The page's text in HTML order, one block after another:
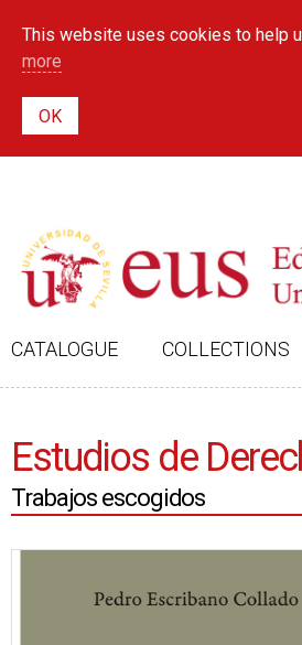
This website uses cookies to help
more
CATALOGUE COLLECTIONS
Estudios de
Trabajos escogidos